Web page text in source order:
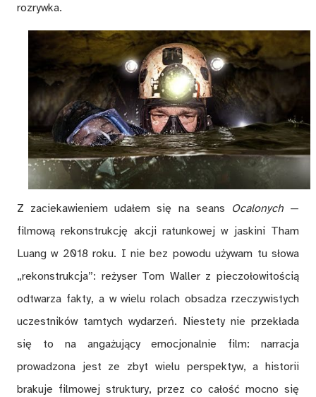
rozrywka.
Z zaciekawieniem udałem się na seans Ocalonych—
filmową rekonstrukcję akcji ratunkowej w jaskini Tham
Luang w 2018 roku. I nie bez powodu używam tu słowa
„rekonstrukcja”: reżyser Tom Waller z pieczołowitością
odtwarza fakty, a w wielu rolach obsadza rzeczywistych
uczestników tamtych wydarzeń. Niestety nie przekłada
się to na angażujący emocjonalnie film: narracja
prowadzona jest ze zbyt wielu perspektyw, a historii
brakuje filmowej struktury, przez co całość mocno się